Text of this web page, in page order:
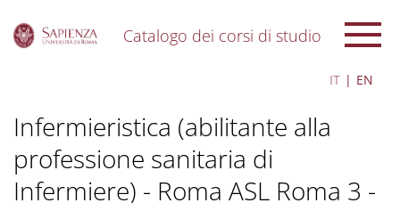
Catalogo dei corsi di studio
IT EN
Infermieristica (abilitante alla
professione sanitaria di
Infermiere) - Roma ASL Roma 3 -